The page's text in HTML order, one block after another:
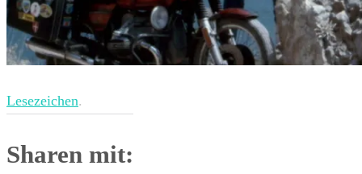
Lesezeichen.
Sharen mit: